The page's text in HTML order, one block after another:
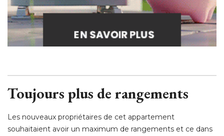
Toujours plus de rangements
Les nouveaux propriétaires de cet appartement
souhaitaient avoir un maximum de rangements et ce dans